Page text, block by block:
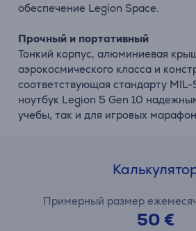
обеспечение Legion Space.
Прочный и портативный
Тонкий корпус, алюминиевая
аэрокосмического класса и
соответствующая стандарту
ноутбук Legion 5 Gen 10
учебы, так и для игровых
Примерный размер
50 €